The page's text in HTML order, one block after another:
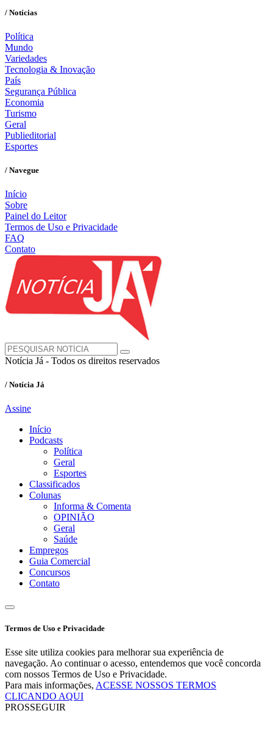
/ Notícias
Política
Mundo
Variedades
Tecnologia & Inovação
País
Segurança Pública
Economia
Turismo
Geral
Publieditorial
Esportes
/ Navegue
Início
Sobre
Painel do Leitor
Termos de Uso e Privacidade
FAQ
Contato
Notícia Já - Todos os direitos reservados
/ Notícia Já
Assine
Início
Podcasts
Política
Geral
Esportes
Classificados
Colunas
Informa & Comenta
OPINIÃO
Geral
Saúde
Empregos
Guia Comercial
Concursos
Contato
Termos de Uso e Privacidade
Esse site utiliza cookies para melhorar sua experiência de
navegação. Ao continuar o acesso, entendemos que você concorda
com nossos Termos de Uso e Privacidade.
Para mais informações, ACESSE NOSSOS TERMOS
CLICANDO AQUI
PROSSEGUIR